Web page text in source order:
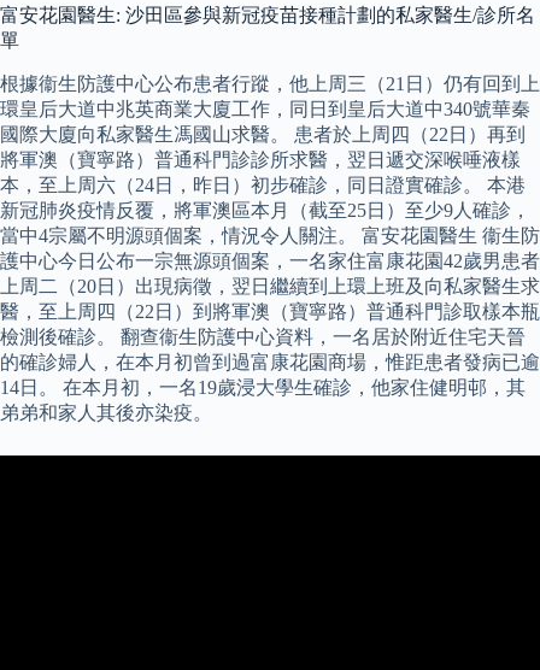
富安花園醫生: 沙田區參與新冠疫苗接種計劃的私家醫生/診所名
單
根據衞生防護中心公布患者行蹤，他上周三（21日）仍有回到上
環皇后大道中兆英商業大廈工作，同日到皇后大道中340號華秦
國際大廈向私家醫生馮國山求醫。 患者於上周四（22日）再到
將軍澳（寶寧路）普通科門診診所求醫，翌日遞交深喉唾液樣
本，至上周六（24日，昨日）初步確診，同日證實確診。 本港
新冠肺炎疫情反覆，將軍澳區本月（截至25日）至少9人確診，
當中4宗屬不明源頭個案，情況令人關注。 富安花園醫生 衞生防
護中心今日公布一宗無源頭個案，一名家住富康花園42歲男患者
上周二（20日）出現病徵，翌日繼續到上環上班及向私家醫生求
醫，至上周四（22日）到將軍澳（寶寧路）普通科門診取樣本瓶
檢測後確診。 翻查衞生防護中心資料，一名居於附近住宅天晉
的確診婦人，在本月初曾到過富康花園商場，惟距患者發病已逾
14日。 在本月初，一名19歲浸大學生確診，他家住健明邨，其
弟弟和家人其後亦染疫。